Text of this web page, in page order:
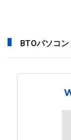
BTOパソコ